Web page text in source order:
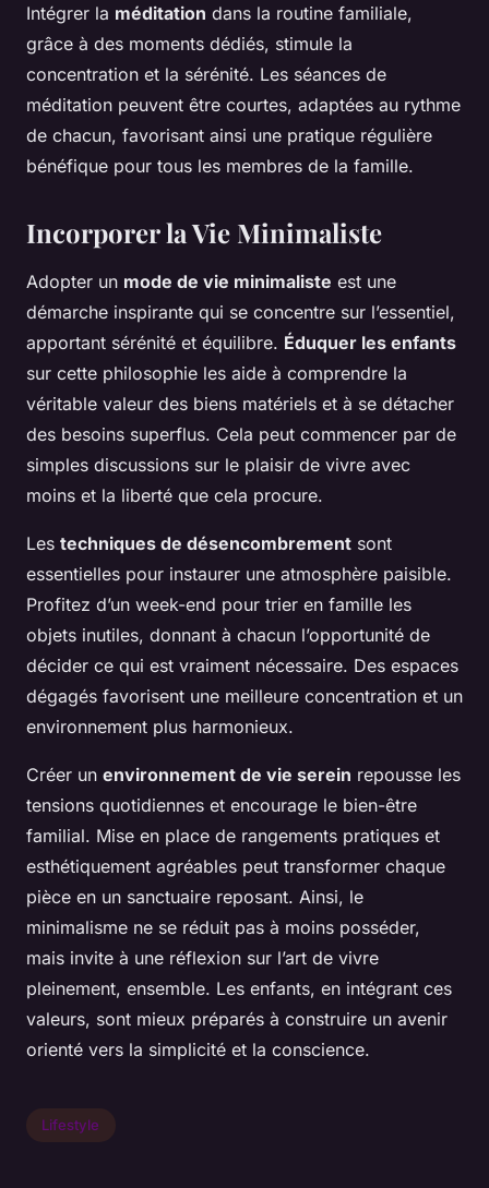
Intégrer la méditation dans la routine familiale,
grâce à des moments dédiés, stimule la
concentration et la sérénité. Les séances de
méditation peuvent être courtes, adaptées au rythme
de chacun, favorisant ainsi une pratique régulière
bénéfique pour tous les membres de la famille.
Incorporer la Vie Minimaliste
Adopter un mode de vie minimaliste est une
démarche inspirante qui se concentre sur l’essentiel,
apportant sérénité et équilibre. Éduquer les enfants
sur cette philosophie les aide à comprendre la
véritable valeur des biens matériels et à se détacher
des besoins superflus. Cela peut commencer par de
simples discussions sur le plaisir de vivre avec
moins et la liberté que cela procure.
Les techniques de désencombrement sont
essentielles pour instaurer une atmosphère paisible.
Profitez d’un week-end pour trier en famille les
objets inutiles, donnant à chacun l’opportunité de
décider ce qui est vraiment nécessaire. Des espaces
dégagés favorisent une meilleure concentration et un
environnement plus harmonieux.
Créer un environnement de vie serein repousse les
tensions quotidiennes et encourage le bien-être
familial. Mise en place de rangements pratiques et
esthétiquement agréables peut transformer chaque
pièce en un sanctuaire reposant. Ainsi, le
minimalisme ne se réduit pas à moins posséder,
mais invite à une réflexion sur l’art de vivre
pleinement, ensemble. Les enfants, en intégrant ces
valeurs, sont mieux préparés à construire un avenir
orienté vers la simplicité et la conscience.
Lifestyle